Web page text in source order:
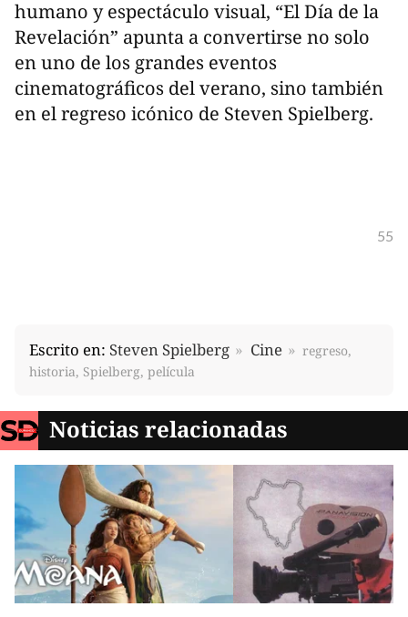
humano y espectáculo visual, “El Día de la
Revelación” apunta a convertirse no solo
en uno de los grandes eventos
cinematográficos del verano, sino también
en el regreso icónico de Steven Spielberg.
55
Escrito en: Steven Spielberg Cine
regreso,
historia, Spielberg, película
Noticias relacionadas